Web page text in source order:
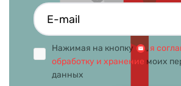
Нажимая на кнопку , я
обработку и хранение моих
данных